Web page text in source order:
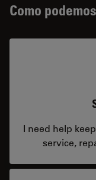
Como
I need help
service,